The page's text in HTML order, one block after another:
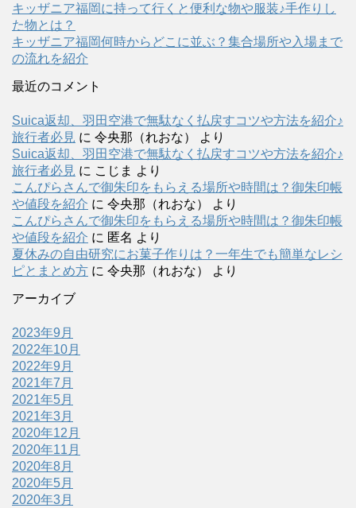
キッザニア福岡に持って行くと便利な物や服装♪手作りし
た物とは？
キッザニア福岡何時からどこに並ぶ？集合場所や入場まで
の流れを紹介
最近のコメント
Suica返却、羽田空港で無駄なく払戻すコツや方法を紹介♪
旅行者必見 に 令央那（れおな）
より
Suica返却、羽田空港で無駄なく払戻すコツや方法を紹介♪
旅行者必見 に こじま より
こんぴらさんで御朱印をもらえる場所や時間は？御朱印帳
や値段を紹介 に 令央那（れおな）
より
こんぴらさんで御朱印をもらえる場所や時間は？御朱印帳
や値段を紹介 に 匿名 より
夏休みの自由研究にお菓子作りは？一年生でも簡単なレシ
ピとまとめ方 に 令央那（れおな） より
アーカイブ
2023年9月
2022年10月
2022年9月
2021年7月
2021年5月
2021年3月
2020年12月
2020年11月
2020年8月
2020年5月
2020年3月